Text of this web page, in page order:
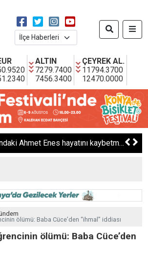
ALTIN
7279.7400
7456.3400
ÇEYREK AL.
11794.3700
12470.0000
ölümü: Baba Cüce’den “ihmal” iddiası
ölümü: Baba Cüce’den